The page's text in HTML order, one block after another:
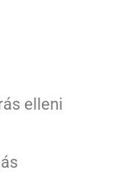
elleni